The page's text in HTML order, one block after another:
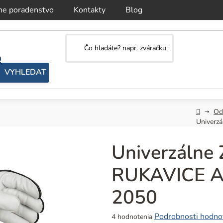
poradenstvo Kontakty Blog
Domov
Univerzálne
RUKAVICE
2050
Priemerné
4 hodnotenia Podrobnosti